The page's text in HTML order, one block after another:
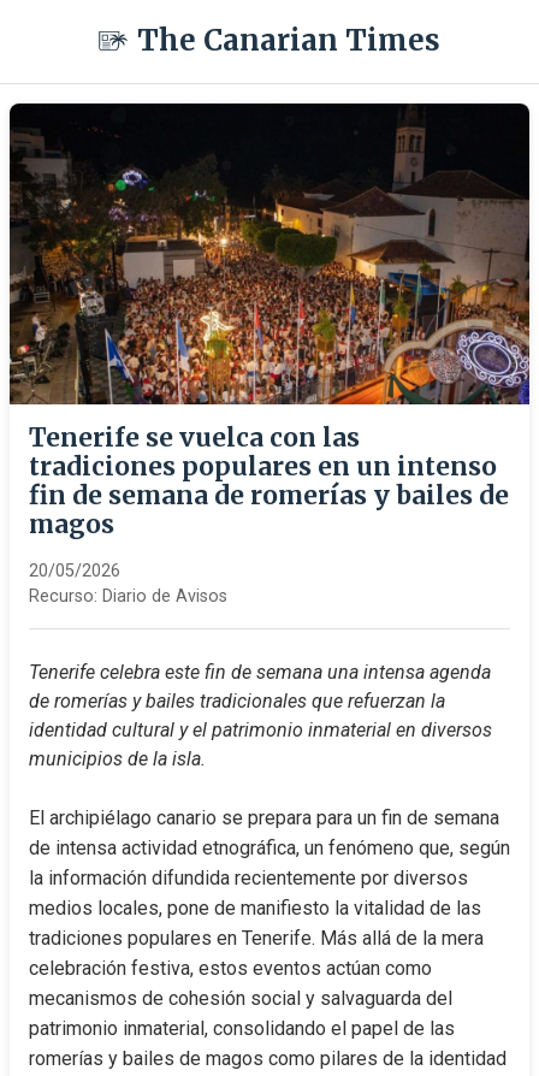
The Canarian Times
Tenerife se vuelca con las
tradiciones populares en un intenso
fin de semana de romerías y bailes de
magos
20/05/2026
Recurso: Diario de Avisos
Tenerife celebra este fin de semana una intensa agenda
de romerías y bailes tradicionales que refuerzan la
identidad cultural y el patrimonio inmaterial en diversos
municipios de la isla.
El archipiélago canario se prepara para un fin de semana
de intensa actividad etnográfica, un fenómeno que, según
la información difundida recientemente por diversos
medios locales, pone de manifiesto la vitalidad de las
tradiciones populares en Tenerife. Más allá de la mera
celebración festiva, estos eventos actúan como
mecanismos de cohesión social y salvaguarda del
patrimonio inmaterial, consolidando el papel de las
romerías y bailes de magos como pilares de la identidad